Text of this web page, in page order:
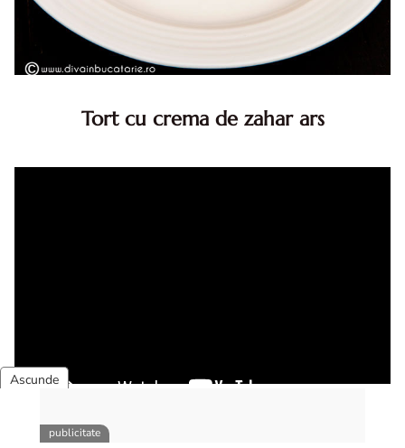
Tort cu crema de zahar ars